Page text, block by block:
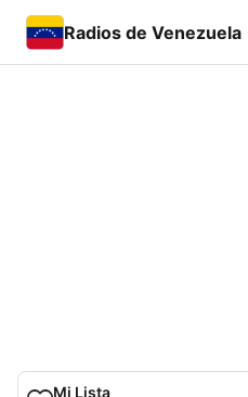
Radios de Venezuela
Mi Lista